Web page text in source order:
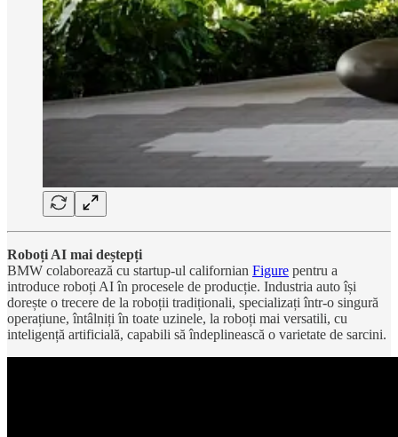
Roboți AI mai deștepți
BMW colaborează cu startup-ul californian Figure pentru a
introduce roboți AI în procesele de producție. Industria auto își
dorește o trecere de la roboții tradiționali, specializați într-o singură
operațiune, întâlniți în toate uzinele, la roboți mai versatili, cu
inteligență artificială, capabili să îndeplinească o varietate de sarcini.